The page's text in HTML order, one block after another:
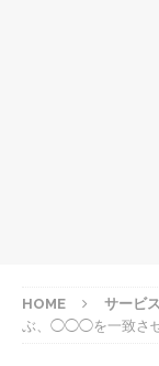
HOME サービ
ぶ、◯◯◯を一致させ